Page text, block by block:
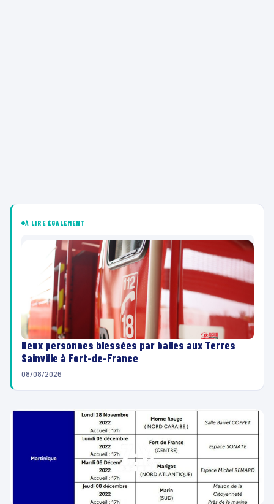
À LIRE ÉGALEMENT
Deux personnes blessées par balles aux Terres
Sainville à Fort-de-France
08/08/2026